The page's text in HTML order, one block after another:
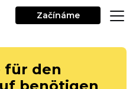
Začínáme
für den